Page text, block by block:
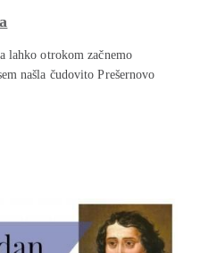
lahko otrokom začnemo
našla čudovito Prešernovo